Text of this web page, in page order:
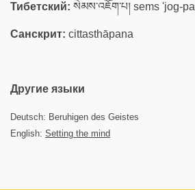
Тибетский: སེམས་འཇོག་པ། sems 'jog-pa
Санскрит: cittasthāpana
Другие языки
Deutsch: Beruhigen des Geistes
English: Setting the mind